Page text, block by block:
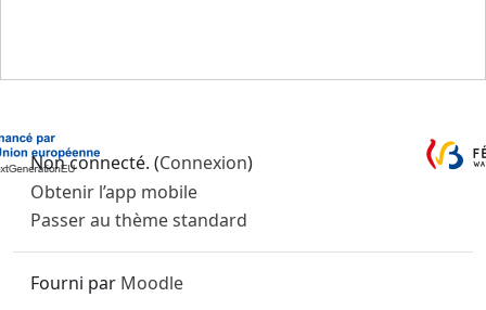
Non connecté. (Connexion)
Obtenir l’app mobile
Passer au thème standard
Fourni par Moodle